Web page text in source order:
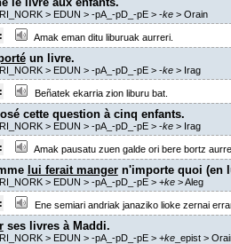
> EDUN > -pA_-pD_-pE> -ke> Orain
Amak eman ditu liburuak aurreri.
un livre.
> EDUN > -pA_-pD_-pE> -ke> Irag
Beñatek ekarria zion liburu bat.
cette question à cinq enfants.
> EDUN > -pA_-pD_-pE> -ke> Irag
Amak pausatu zuen galde ori bere bortz
lui ferait mangern'importe quoi (en
> EDUN > -pA_-pD_-pE> +ke>Aleg
Ene semiari andriak janaziko lioke zernai
ses livres à Maddi.
> EDUN > -pA_-pD_-pE> +ke_epist>